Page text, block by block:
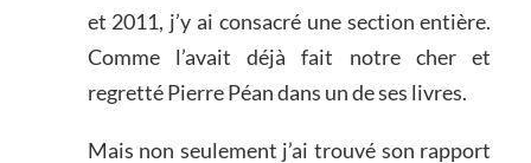
et 2011, j’y ai consacré une section entière.
Comme l’avait déjà fait notre cher et
regretté Pierre Péan dans un de ses livres.
Mais non seulement j’ai trouvé son rapport